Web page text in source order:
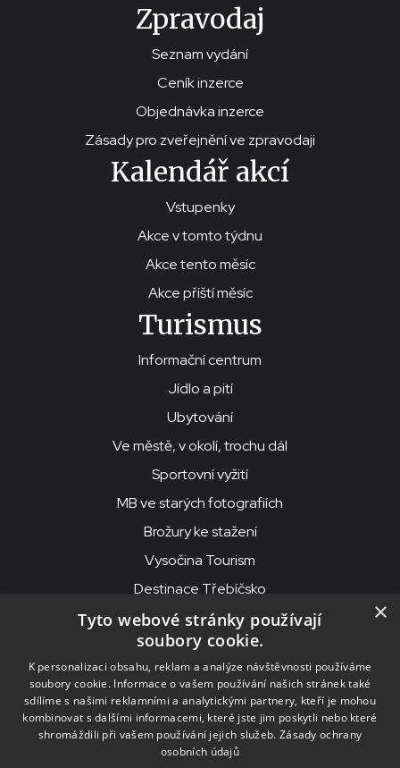
Zpravodaj
Seznam vydání
Ceník inzerce
Objednávka inzerce
Zásady pro zveřejnění ve zpravodaji
Kalendář akcí
Vstupenky
Akce v tomto týdnu
Akce tento měsíc
Akce příští měsíc
Turismus
Informační centrum
Jídlo a pití
Ubytování
Ve městě, v okolí, trochu dál
Sportovní vyžití
MB ve starých fotografiích
Brožury ke stažení
Vysočina Tourism
Destinace Třebíčsko
© 2026MKS Beseda Mor. Budějovice
MKS Beseda, příspěvková organizace, Purcnerova 62, 676 02
Moravské Budějovice
IČO: 00091758, DIČ: CZ00091758, ID datové schránky: chjn2kd
×
Tyto webové stránky používají
soubory cookie.
K personalizaci obsahu, reklam a analýze návštěvnosti používáme
soubory cookie. Informace o vašem používání našich stránek také
sdílíme s našimi reklamními a analytickými partnery, kteří je mohou
kombinovat s dalšími informacemi, které jste jim poskytli nebo které
shromáždili při vašem používání jejich služeb. Zásady ochrany
osobních údajů